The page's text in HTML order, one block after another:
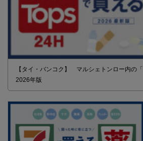
【タイ・バンコク】 マルシェトンロー内の
2026年版